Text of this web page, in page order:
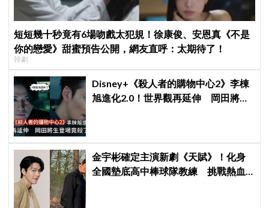
短短幾十秒竟有6場吻戲太犯規！徐康俊、安恩真《不是
你的戀愛》甜蜜預告公開，網友直呼：太期待了！
韓劇
Disney+《殺人者的購物中心2》李棟
旭進化2.0！世界觀再延伸 岡田將生
金宇彬確定主演新劇《天賦》！化身
全國墊底高中棒球隊教練 挑戰熱血